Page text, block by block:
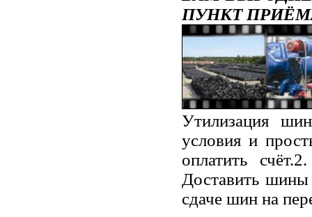
ПУНКТ
Утилизация
условия и
оплатить
Доставить
сдаче шин на